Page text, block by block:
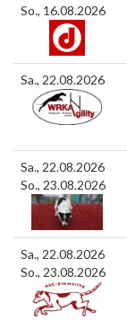
So., 16.08.2026
Sa., 22.08.2026
Sa., 22.08.2026
So., 23.08.2026
Sa., 22.08.2026
So., 23.08.2026